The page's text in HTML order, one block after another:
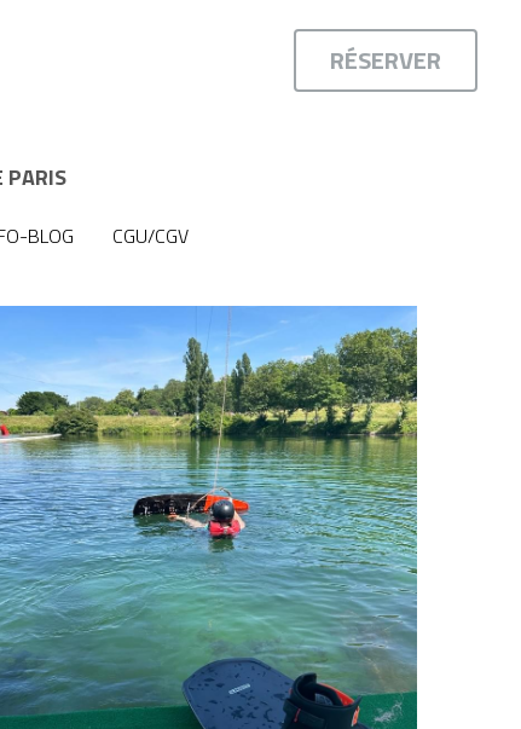
PARIS
BLOG CGU/CGV
RÉSERVER
PARIS
BLOG CGU/CGV
RÉSERVER